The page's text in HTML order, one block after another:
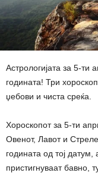
Астрологијата за 5-ти
годината! Три
џебови и чиста среќа.
Хороскопот за 5-ти
Овенот, Лавот и
годината од тој
пристигнуваат бавно,